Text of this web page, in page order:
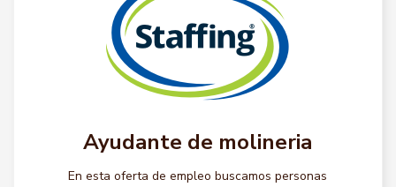
Ayudante de molineria
En esta oferta de empleo buscamos personas